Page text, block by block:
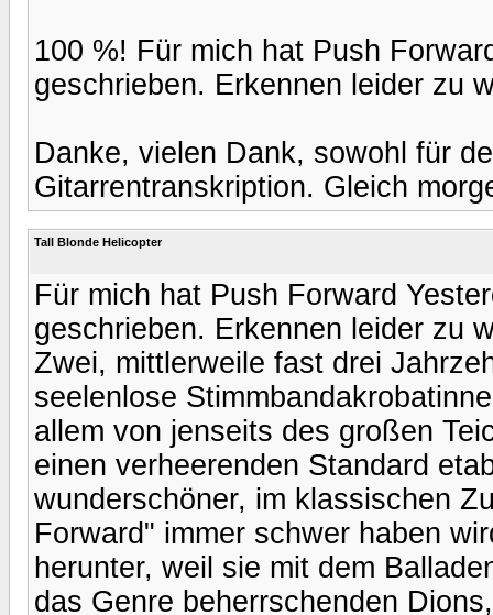
100 %! Für mich hat Push
geschrieben. Erkennen leider zu
Danke, vielen Dank, sowohl für
Gitarrentranskription. Gleich
Tall Blonde Helicopter
Für mich hat Push Forward
geschrieben. Erkennen leider zu
Zwei, mittlerweile fast drei
seelenlose
allem von jenseits des großen
einen verheerenden Standard
wunderschöner, im klassischen
Forward" immer schwer haben
herunter, weil sie mit dem
das Genre beherrschenden